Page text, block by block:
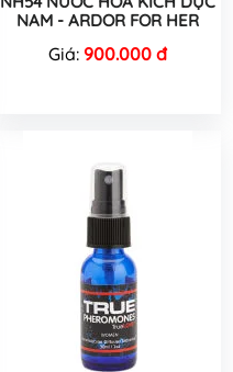
NAM - ARDOR FOR HER
Giá: 900.000 đ